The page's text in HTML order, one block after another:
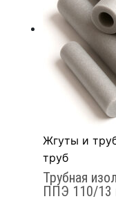
Жгуты и
труб
Трубная
ППЭ 110/13